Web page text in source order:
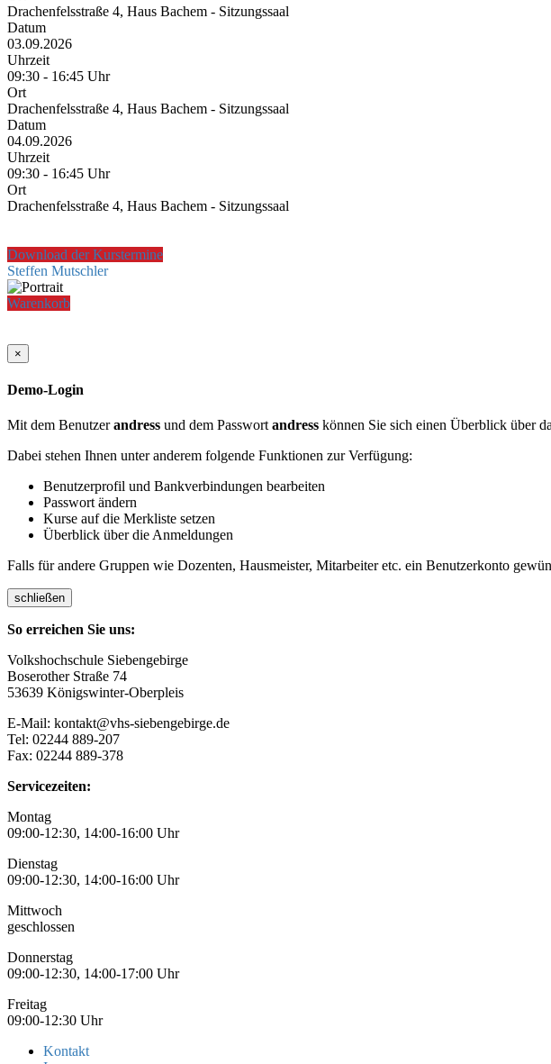
Drachenfelsstraße 4, Haus Bachem - Sitzungssaal
Datum
03.09.2026
Uhrzeit
09:30 - 16:45 Uhr
Ort
Drachenfelsstraße 4, Haus Bachem - Sitzungssaal
Datum
04.09.2026
Uhrzeit
09:30 - 16:45 Uhr
Ort
Drachenfelsstraße 4, Haus Bachem - Sitzungssaal
Download der Kurstermine
Steffen Mutschler
Warenkorb
×
Demo-Login
Mit dem Benutzerandress und dem Passwort andress können Sie sich einen Überblick über
Dabei stehen Ihnen unter anderem folgende Funktionen zur Verfügung:
Benutzerprofil und Bankverbindungen bearbeiten
Passwort ändern
Kurse auf die Merkliste setzen
Überblick über die Anmeldungen
Falls für andere Gruppen wie Dozenten, Hausmeister, Mitarbeiter etc. ein Benutzerkonto
schließen
So erreichen Sie uns:
Volkshochschule Siebengebirge
Boserother Straße 74
53639 Königswinter-Oberpleis
E-Mail: kontakt@vhs-siebengebirge.de
Tel: 02244 889-207
Fax: 02244 889-378
Servicezeiten:
Montag
09:00-12:30, 14:00-16:00 Uhr
Dienstag
09:00-12:30, 14:00-16:00 Uhr
Mittwoch
geschlossen
Donnerstag
09:00-12:30, 14:00-17:00 Uhr
Freitag
09:00-12:30 Uhr
Kontakt